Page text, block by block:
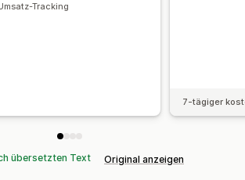
Tracking
7-tägiger
übersetzten Text Original anzeigen